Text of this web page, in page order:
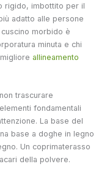
rigido, imbottito per il
adatto alle persone
morbido è
minuta e chi
allineamento
trascurare
fondamentali
La base del
base a doghe in legno
Un coprimaterasso
della polvere.